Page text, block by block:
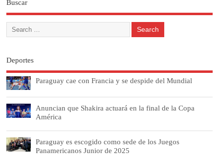
Buscar
Deportes
Paraguay cae con Francia y se despide del Mundial
Anuncian que Shakira actuará en la final de la Copa
América
Paraguay es escogido como sede de los Juegos
Panamericanos Junior de 2025